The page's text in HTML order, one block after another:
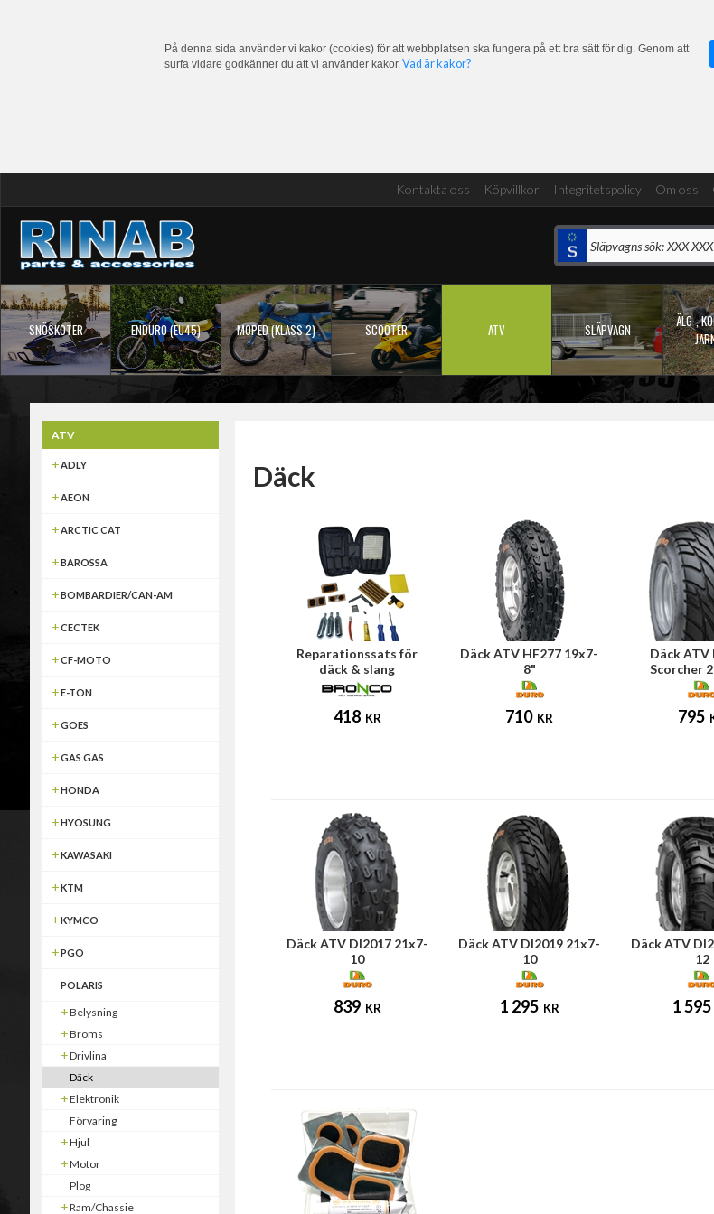
På denna sida använder vi kakor (cookies) för att webbplatsen ska fungera på ett bra sätt för dig. Genom att
surfa vidare godkänner du att vi använder kakor.Vad är kakor?
Kontakta oss Köpvillkor Integritetspolicy Om oss
SNÖSKOTER ENDURO (EU45) MOPED (KLASS 2) SCOOTER ATV SLÄPVAGN
ÄLG-,
ATV
ADLY
AEON
ARCTIC CAT
BAROSSA
BOMBARDIER/CAN-AM
CECTEK
CF-MOTO
E-TON
GOES
GAS GAS
HONDA
HYOSUNG
KAWASAKI
KTM
KYMCO
PGO
POLARIS
Belysning
Broms
Drivlina
Däck
Elektronik
Förvaring
Hjul
Motor
Plog
Ram/Chassie
Däck
Reparationssats för
däck & slang
418 KR
Däck ATV HF277 19x7-
8"
710 KR
Däck ATV
Scorcher
795
Däck ATV DI2017 21x7-
10
839 KR
Däck ATV DI2019 21x7-
10
1 295 KR
Däck ATV
12
1 595